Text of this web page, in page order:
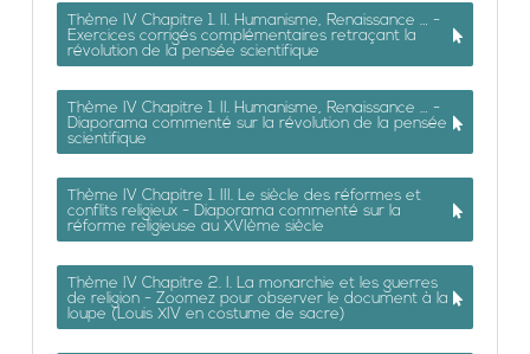
Thème IV Chapitre 1. II. Humanisme, Renaissance … -
Exercices corrigés complémentaires retraçant la
révolution de la pensée scientifique
Thème IV Chapitre 1. II. Humanisme, Renaissance … -
Diaporama commenté sur la révolution de la pensée
scientifique
Thème IV Chapitre 1. III. Le siècle des réformes et
conflits religieux - Diaporama commenté sur la
réforme religieuse au XVIème siècle
Thème IV Chapitre 2. I. La monarchie et les guerres
de religion - Zoomez pour observer le document à la
loupe (Louis XIV en costume de sacre)